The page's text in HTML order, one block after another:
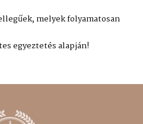
melyek folyamatosan
egyeztetés alapján!